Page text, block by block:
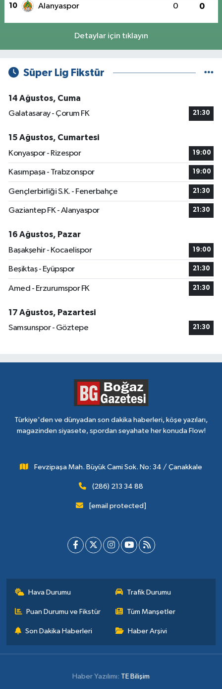
10 Alanyaspor 0 0
Detaylar için tıklayın
Süper Lig Fikstür
14 Ağustos, Cuma
Galatasaray - Çorum FK
21:30
15 Ağustos, Cumartesi
Konyaspor - Rizespor
19:00
Kasımpaşa - Trabzonspor 19:00
Gençlerbirliği S.K. - Fenerbahçe 21:30
Gaziantep FK - Alanyaspor 21:30
16 Ağustos, Pazar
Başakşehir - Kocaelispor
19:00
Beşiktaş - Eyüpspor 21:30
Amed - Erzurumspor FK 21:30
17 Ağustos, Pazartesi
Samsunspor - Göztepe
21:30
Türkiye'den ve dünyadan son dakika haberleri, köşe yazıları,
magazinden siyasete, spordan seyahate her konuda Flow!
Fevzipaşa Mah. Büyük Cami Sok. No: 34 / Çanakkale
(286) 213 34 88
[email protected]
Hava Durumu Trafik Durumu
Puan Durumu ve Fikstür Tüm Manşetler
Son Dakika Haberleri Haber Arşivi
Haber Yazılımı: TE Bilişim